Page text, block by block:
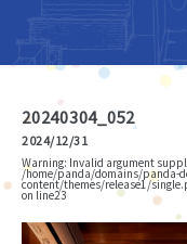
20240304_052
2024/12/31
Warning: Invalid argument
/home/panda/domains/
content/themes/release1/
on line23